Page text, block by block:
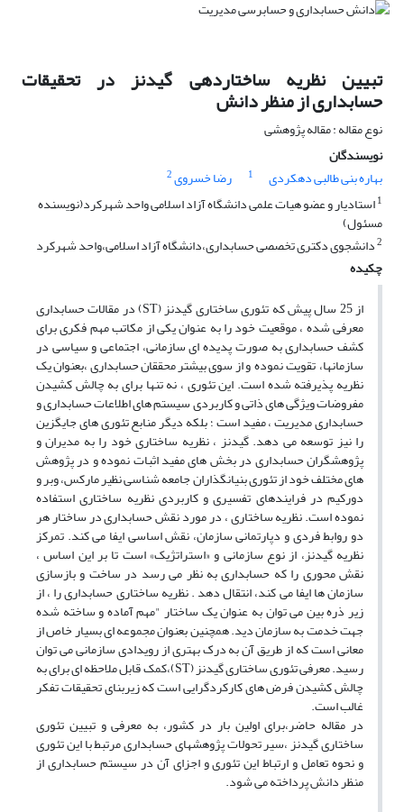
تبیین نظریه ساختاردهی گیدنز در تحقیقات
حسابداری از منظر دانش
نوع مقاله : مقاله پژوهشی
نویسندگان
بهاره بنی طالبی دهکردی
1 رضا خسروی2
1استادیار و عضو هیات علمی دانشگاه آزاد اسلامی واحد شهرکرد(نویسنده
مسئول)
2دانشجوی دکتری تخصصی حسابداری،دانشگاه آزاد اسلامی،واحد شهرکرد
چکیده
از 25 سال پیش که تئوری ساختاری گیدنز (ST) در مقالات حسابداری
معرفی شده ، موقعیت خود را به عنوان یکی از مکاتب مهم فکری برای
کشف حسابداری به صورت پدیده ای سازمانی، اجتماعی و سیاسی در
سازمانها، تقویت نموده و از سوی بیشتر محققان حسابداری ،بعنوان یک
نظریه پذیرفته شده است. این تئوری ، نه تنها برای به چالش کشیدن
مفروضات ویژگی های ذاتی و کاربردی سیستم های اطلاعات حسابداری و
حسابداری مدیریت ، مفید است ؛ بلکه دیگر منابع تئوری های جایگزین
را نیز توسعه می دهد. گیدنز ، نظریه ساختاری خود را به مدیران و
پژوهشگران حسابداری در بخش های مفید اثبات نموده و در پژوهش
های مختلف خود از تئوری بنیانگذاران جامعه شناسی نظیر مارکس، وبر و
دورکیم در فرایندهای تفسیری و کاربردی نظریه ساختاری استفاده
نموده است. نظریه ساختاری ، در مورد نقش حسابداری در ساختار هر
دو روابط فردی و دپارتمانی سازمان، نقش اساسی ایفا می کند. تمرکز
نظریه گیدنز، از نوع سازمانی و «استراتژیک» است تا بر این اساس ،
نقش محوری را که حسابداری به نظر می رسد در ساخت و بازسازی
سازمان ها ایفا می کند، انتقال دهد . نظریه ساختاری حسابداری را ، از
زیر ذره بین می توان به عنوان یک ساختار "مهم آماده و ساخته شده
جهت خدمت به سازمان دید. همچنین بعنوان مجموعه ای بسیار خاص از
معانی است که از طریق آن به درک بهتری از رویدادی سازمانی می توان
رسید. معرفی تئوری ساختاری گیدنز (ST)،کمک قابل ملاحظه ای برای به
چالش کشیدن فرض های کارکردگرایی است که زیربنای تحقیقات تفکر
غالب است.
در مقاله حاضر،برای اولین بار در کشور، به معرفی و تبیین تئوری
ساختاری گیدنز ،سیر تحولات پژوهشهای حسابداری مرتبط با این تئوری
و نحوه تعامل و ارتباط این تئوری و اجزای آن در سیستم حسابداری از
منظر دانش پرداخته می شود.